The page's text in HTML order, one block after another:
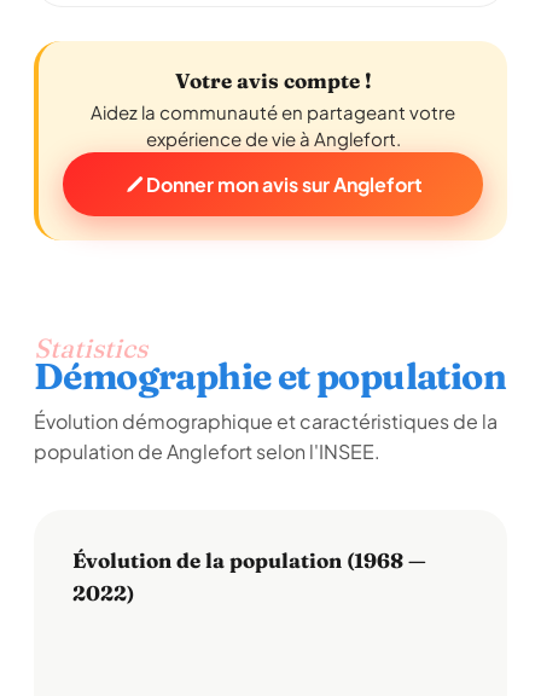
Votre avis compte !
Aidez la communauté en partageant votre
expérience de vie à Anglefort.
Donner mon avis sur Anglefort
Statistics
Démographie et population
Évolution démographique et caractéristiques de la
population de Anglefort selon l'INSEE.
Évolution de la population (1968 —
2022)